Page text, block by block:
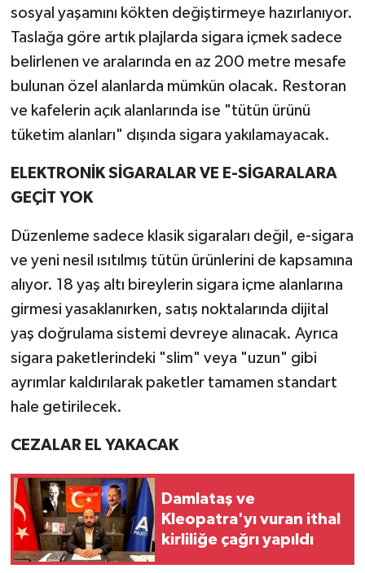
sosyal yaşamını kökten değiştirmeye hazırlanıyor.
Taslağa göre artık plajlarda sigara içmek sadece
belirlenen ve aralarında en az 200 metre mesafe
bulunan özel alanlarda mümkün olacak. Restoran
ve kafelerin açık alanlarında ise "tütün ürünü
tüketim alanları" dışında sigara yakılamayacak.
ELEKTRONİK SİGARALAR VE E-SİGARALARA
GEÇİT YOK
Düzenleme sadece klasik sigaraları değil, e-sigara
ve yeni nesil ısıtılmış tütün ürünlerini de kapsamına
alıyor. 18 yaş altı bireylerin sigara içme alanlarına
girmesi yasaklanırken, satış noktalarında dijital
yaş doğrulama sistemi devreye alınacak. Ayrıca
sigara paketlerindeki "slim" veya "uzun" gibi
ayrımlar kaldırılarak paketler tamamen standart
hale getirilecek.
CEZALAR EL YAKACAK
Damlataş ve
Kleopatra'yı vuran ithal
kirliliğe çağrı yapıldı